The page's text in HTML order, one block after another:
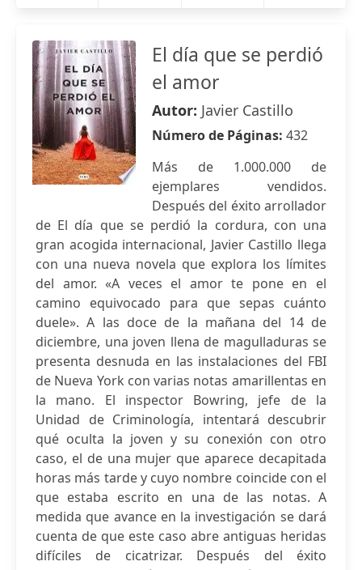
El día que se perdió
el amor
Autor: Javier Castillo
Número de Páginas: 432
Más de 1.000.000 de
ejemplares vendidos.
Después del éxito arrollador
de El día que se perdió la cordura, con una
gran acogida internacional, Javier Castillo llega
con una nueva novela que explora los límites
del amor. «A veces el amor te pone en el
camino equivocado para que sepas cuánto
duele». A las doce de la mañana del 14 de
diciembre, una joven llena de magulladuras se
presenta desnuda en las instalaciones del FBI
de Nueva York con varias notas amarillentas en
la mano. El inspector Bowring, jefe de la
Unidad de Criminología, intentará descubrir
qué oculta la joven y su conexión con otro
caso, el de una mujer que aparece decapitada
horas más tarde y cuyo nombre coincide con el
que estaba escrito en una de las notas. A
medida que avance en la investigación se dará
cuenta de que este caso abre antiguas heridas
difíciles de cicatrizar. Después del éxito